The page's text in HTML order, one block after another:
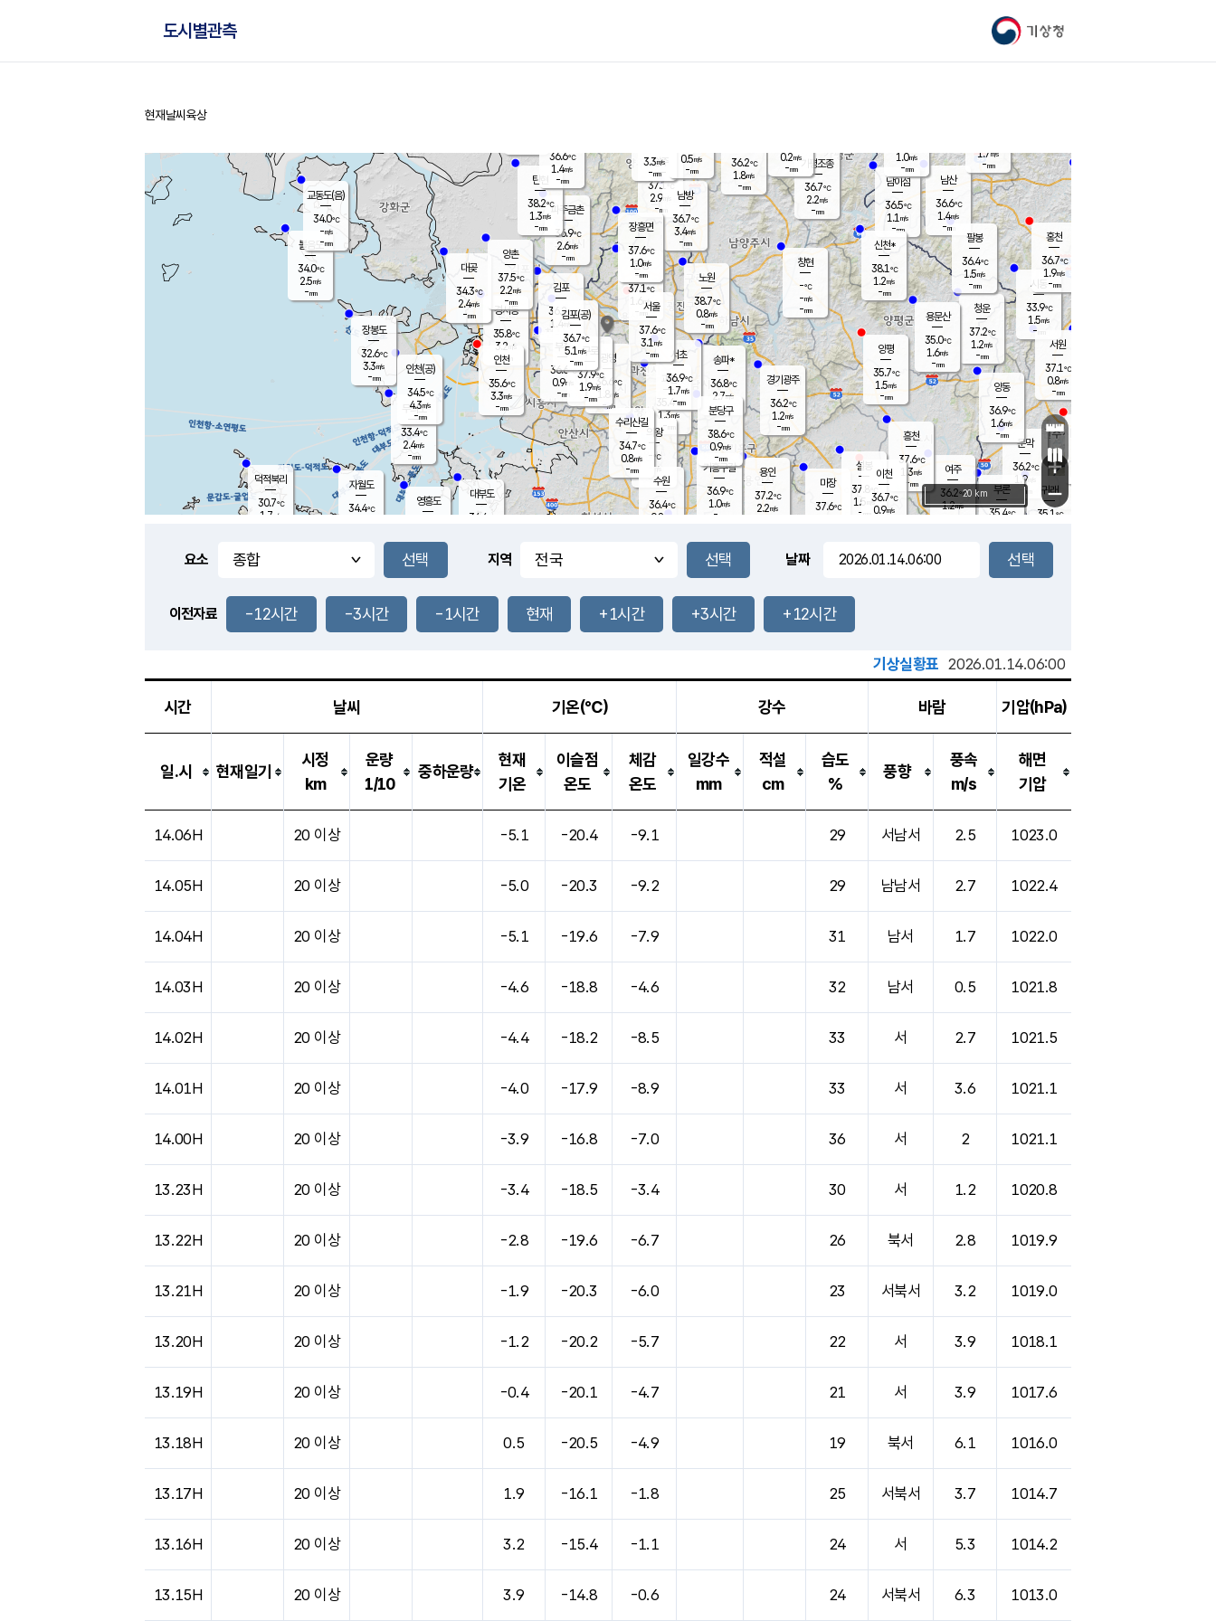
기상청
도시별관측
홈
현재날씨 육상
풍도
1.5m/s
문막
36.2℃
1.9m/s
mm
남이섬
36.5℃
1.1 m/s
-mm
무의도
33.4℃
2.4m/s
-mm
영흥도
볼음도
34.0℃
2.5m/s
-mm
자월도
34.4℃
양주
37.1℃
2.9
-mm
부론
35.4℃
과천
35.4℃
1.3m/s
- mm
남산
36.6℃
1.4m/s
-mm
장봉도
32.6℃
3.3m/s
-mm
-mm
청운
37.2℃
1.2m/s
-mm
팔봉
36.4℃
1.5m/s
-mm
-mm
용인
37.2℃
2.2m/s
여주
36.2℃
1.2m/s
양동
36.9℃
1.6m/s
-mm
경기광주
36.2℃
1.2m/s
-mm
장호원
1.0m/s
-mm
34.6
℃
대부도
34.4
-
경서동
35.8℃
3.2 m/s
-mm
파주금촌
36.9℃
2.6m/s
-mm
가평조종
36.7℃
2.2m/s
-mm
36.2℃
1.8m/s
-mm
대곶
34.3℃
2.4m/s
-mm
신천*
38.1℃
1.2m/s
-mm
창현
-℃
-m/s
-mm
탄현
38.2℃
1.3m/s
-mm
0.2m/s
-mm
38.4℃
1.1m/s
-mm
흥천
37.6℃
1.3m/s
-mm
마장
37.6℃
의왕
- ℃
m/s
mm
김포
36.2℃
1.4 m/s
mm
설봉
37.8
1.5 m/s
- mm
광명
36.6 ℃
1.8 m/s
-mm
부천
36.6℃
0.9m/s
-mm
-mm
양촌
37.5℃
2.2m/s
-mm
구로
37.9℃
1.9m/s
-mm
은평
37.1℃
1.6 m/s
- mm
노원
38.7℃
0.8m/s
-mm
송파*
36.8℃
2.7m/s
-mm
서초
36.9℃
1.7m/s
-mm
남방
36.7℃
3.4m/s
-mm
기흥구갈
36.9℃
1.0m/s
-
수리산길
34.7℃
0.8m/s
-mm
분당구
38.6℃
0.9m/s
-mm
장흥면
37.6℃
1.0m/s
-mm
3.3m/s
-mm
시동
33.9℃
1.5m/s
- mm
귀래
35.1 ℃
서원
37.1℃
0.8m/s
-mm
용문산
35.0℃
1.6m/s
-mm
덕적북리
30.7℃
1.7 m/s
인천(공)
34.5℃
4.3m/s
-mm
김포(공)
36.7℃
5.1 m/s
-mm
교동도(음)
34.0℃
-m/s
-mm
홍천
36.7℃
1.9m/s
-mm
이천
36.7℃
0.9m/s
양평
35.7℃
1.5m/s
-mm
수원
36.4℃
0.8 m/s
인천
35.6℃
3.3m/s
-mm
서울
37.6℃
3.1 m/s
-mm
1.7 m/s
-mm
36.6℃
1.4m/s
-mm
0.5m/s
-mm
+
−
20 km
요소 지역 날짜
이전자료 -12시간 -3시간 -1시간 현재 +1시간 +3시간 +12시간
기상실황표 2026.01.14.06:00
시간 날씨 기온(℃) 강수 바람 기압(hPa)
일.시 현재일기
시정
km
운량
1/10
중하운량
현재
기온
이슬점
온도
체감
온도
일강수
mm
적설
cm
습도
%
풍향
풍속
m/s
해면
기압
14.06H 20 이상 -5.1 -20.4 -9.1 29 서남서 2.5 1023.0
14.05H 20 이상 -5.0 -20.3 -9.2 29 남남서 2.7 1022.4
14.04H 20 이상 -5.1 -19.6 -7.9 31 남서 1.7 1022.0
14.03H 20 이상 -4.6 -18.8 -4.6 32 남서 0.5 1021.8
14.02H 20 이상 -4.4 -18.2 -8.5 33 서 2.7 1021.5
14.01H 20 이상 -4.0 -17.9 -8.9 33 서 3.6 1021.1
14.00H 20 이상 -3.9 -16.8 -7.0 36 서 2 1021.1
13.23H 20 이상 -3.4 -18.5 -3.4 30 서 1.2 1020.8
13.22H 20 이상 -2.8 -19.6 -6.7 26 북서 2.8 1019.9
13.21H 20 이상 -1.9 -20.3 -6.0 23 서북서 3.2 1019.0
13.20H 20 이상 -1.2 -20.2 -5.7 22 서 3.9 1018.1
13.19H 20 이상 -0.4 -20.1 -4.7 21 서 3.9 1017.6
13.18H 20 이상 0.5 -20.5 -4.9 19 북서 6.1 1016.0
13.17H 20 이상 1.9 -16.1 -1.8 25 서북서 3.7 1014.7
13.16H 20 이상 3.2 -15.4 -1.1 24 서 5.3 1014.2
13.15H 20 이상 3.9 -14.8 -0.6 24 서북서 6.3 1013.0